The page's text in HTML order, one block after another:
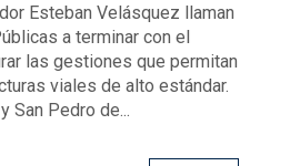
Esteban Velásquez llaman
a terminar con el
las gestiones que permitan
viales de alto estándar.
San Pedro de...